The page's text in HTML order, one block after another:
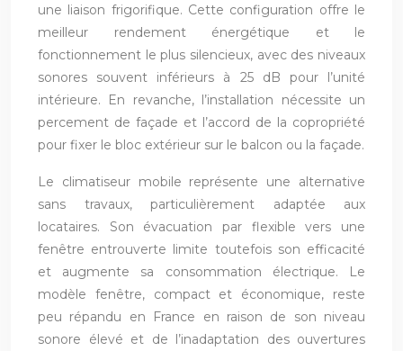
une liaison frigorifique. Cette configuration offre le
meilleur rendement énergétique et le
fonctionnement le plus silencieux, avec des niveaux
sonores souvent inférieurs à 25 dB pour l’unité
intérieure. En revanche, l’installation nécessite un
percement de façade et l’accord de la copropriété
pour fixer le bloc extérieur sur le balcon ou la façade.
Le climatiseur mobile représente une alternative
sans travaux, particulièrement adaptée aux
locataires. Son évacuation par flexible vers une
fenêtre entrouverte limite toutefois son efficacité
et augmente sa consommation électrique. Le
modèle fenêtre, compact et économique, reste
peu répandu en France en raison de son niveau
sonore élevé et de l’inadaptation des ouvertures